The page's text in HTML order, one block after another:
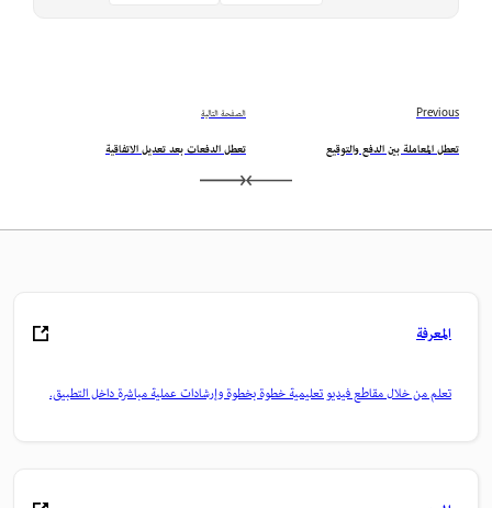
Previous
تعطل المعاملة بين الدفع والتوقيع
الصفحة التالية
تعطل الدفعات بعد تعديل الاتفاقية
المعرفة
تعلم من خلال مقاطع فيديو تعليمية خطوة بخطوة وإرشادات عملية مباشرة داخل التطبيق.